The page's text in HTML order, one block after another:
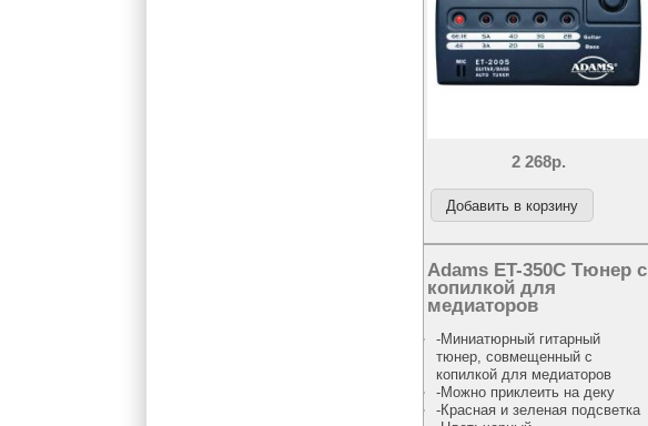
2 268р.
Adams ET-350C Тюнер с
копилкой для
медиаторов
-Миниатюрный гитарный
тюнер, совмещенный с
копилкой для медиаторов
-Можно приклеить на деку
-Красная и зеленая подсветка